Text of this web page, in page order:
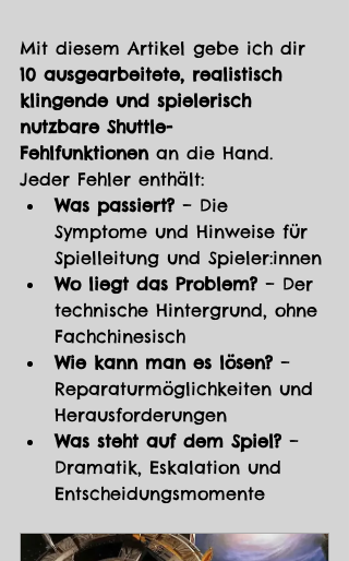
Mit diesem Artikel gebe ich dir
10 ausgearbeitete, realistisch
klingende und spielerisch
nutzbare Shuttle-
Fehlfunktionen an die Hand.
Jeder Fehler enthält:
Was passiert? – Die
Symptome und Hinweise für
Spielleitung und Spieler:innen
Wo liegt das Problem? – Der
technische Hintergrund, ohne
Fachchinesisch
Wie kann man es lösen? –
Reparaturmöglichkeiten und
Herausforderungen
Was steht auf dem Spiel? –
Dramatik, Eskalation und
Entscheidungsmomente